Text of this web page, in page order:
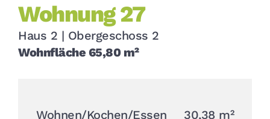
Wohnung 27
Haus 2 | Obergeschoss 2
Wohnfläche 65,80 m²
Wohnen/Kochen/Essen 30,38 m²